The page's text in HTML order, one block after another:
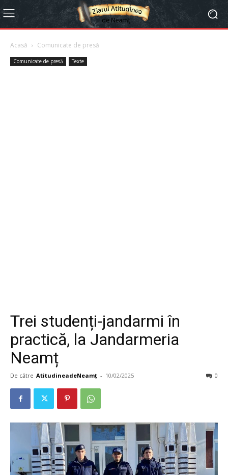
Acasă Comunicate de presă
Comunicate de presă Texte
Trei studenți-jandarmi în
practică, la Jandarmeria
Neamț
De către AtitudineadeNeamț - 10/02/2025 0